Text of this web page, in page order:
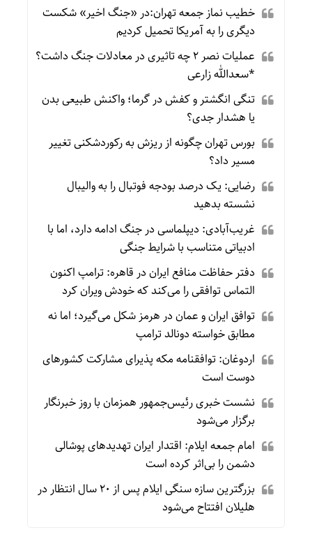
خطیب نماز جمعه تهران:در «جنگ اخیر» شکست
دیگری را به آمریکا تحمیل کردیم
عملیات نصر ۲ چه تاثیری در معادلات جنگ داشت؟
*سعدالله زارعی
تنگی انگشتر و کفش در گرما؛ واکنش طبیعی بدن
یا هشدار جدی؟
بورس تهران چگونه از ریزش به رکوردشکنی تغییر
مسیر داد؟
رضایی: یک درصد بودجه فوتبال را به والیبال
نشسته بدهید
غریب‌آبادی: دیپلماسی در جنگ ادامه دارد، اما با
ادبیاتی متناسب با شرایط جنگی
دفتر حفاظت منافع ایران در قاهره: ترامپ اکنون
التماس توافقی را می‌کند که خودش ویران کرد
توافق ایران و عمان در هرمز شکل می‌گیرد؛ اما نه
مطابق خواسته دونالد ترامپ
اردوغان: توافقنامه مکه پذیرای مشارکت کشورهای
دوست است
نشست خبری رئیس‌جمهور همزمان با روز خبرنگار
برگزار می‌شود
امام جمعه ایلام: اقتدار ایران تهدیدهای پوشالی
دشمن را بی‌اثر کرده است
بزرگترین سازه سنگی ایلام پس از ۲۰ سال انتظار در
هلیلان افتتاح می‌شود